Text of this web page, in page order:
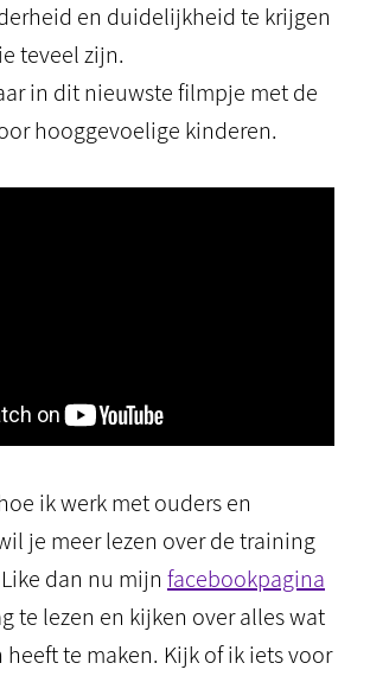
en duidelijkheid te krijgen
teveel zijn.
in dit nieuwste filmpje met de
hooggevoelige kinderen.
ik werk met ouders en
je meer lezen over de training
dan nu mijn facebookpagina
te lezen en kijken over alles wat
te maken. Kijk of ik iets voor